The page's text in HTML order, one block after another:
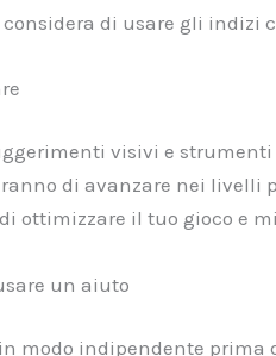
di usare gli indizi
visivi e
di avanzare nei
ottimizzare il tuo gioco e
un aiuto
modo indipendente